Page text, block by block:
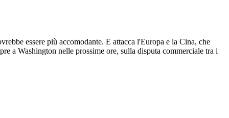
essere più accomodante. E attacca l'Europa e la Cina, che
a Washington nelle prossime ore, sulla disputa commerciale tra i